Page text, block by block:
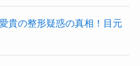
貴の整形疑惑の真相！目元